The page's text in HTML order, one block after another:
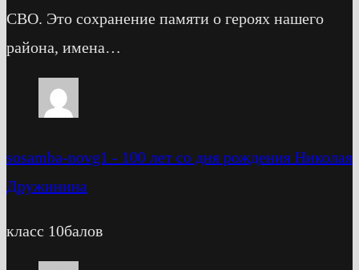
СВО. Это сохранение памяти о героях нашего
района, имена…
sosamba-novg1 - 100 лет со дня рождения Николая
Дружинина
класс 10балов